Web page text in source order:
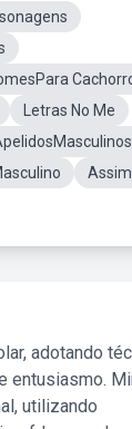
Letras No Me
adotando
entusiasmo.
utilizando